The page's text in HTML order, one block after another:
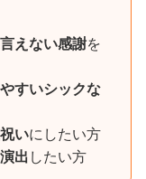
えない感謝を
すいシックな
いにしたい方
出 したい方